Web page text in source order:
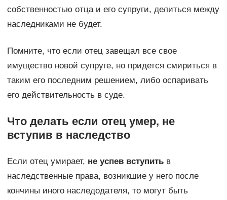
собственностью отца и его супруги, делиться между
наследниками не будет.
Помните, что если отец завещал все свое
имущество новой супруге, но придется смириться в
таким его последним решением, либо оспаривать
его действительность в суде.
Что делать если отец умер, не
вступив в наследство
Если отец умирает, не успев вступитьв
наследственные права, возникшие у него после
кончины иного наследодателя, то могут быть